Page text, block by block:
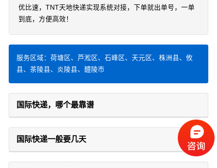
优比速，TNT天地快递实现系统对接，下单就出单号，一单
到底，方便高效！
服务区域：荷塘区、芦淞区、石峰区、天元区、株洲县、攸
县、茶陵县、炎陵县、醴陵市
国际快递，哪个最靠谱
国际快递一般要几天